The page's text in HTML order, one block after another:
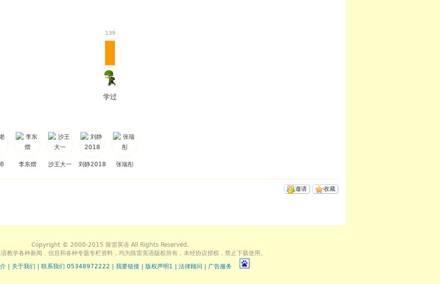
139
学过
李东熠 沙王大一 刘静2018 张瑞彤
收藏
邀请
Copyright © 2000-2015 陈雷英语 All Rights Reserved.
教学各种新闻﹑信息和各种专题专栏资料，均为陈雷英语版权所有，未经协议授权，禁止下载使用。
关于我们 联系我们 05348972222 我要链接 版权声明1 法律顾问 广告服务